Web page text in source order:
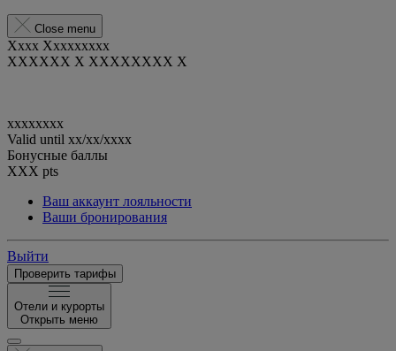
Close menu
Xxxx Xxxxxxxxx
XXXXXX X XXXXXXXX X
xxxxxxxx
Valid until xx/xx/xxxx
Бонусные баллы
XXX pts
Ваш аккаунт лояльности
Ваши бронирования
Выйти
Проверить тарифы
Отели и курорты
Открыть меню